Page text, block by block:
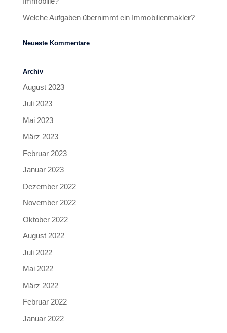
Welche Aufgaben übernimmt ein Immobilienmakler?
Neueste Kommentare
Archiv
August 2023
Juli 2023
Mai 2023
März 2023
Februar 2023
Januar 2023
Dezember 2022
November 2022
Oktober 2022
August 2022
Juli 2022
Mai 2022
März 2022
Februar 2022
Januar 2022